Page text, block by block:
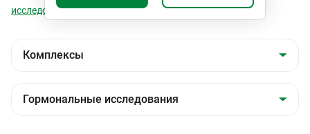
исследования
Андрогенный профиль